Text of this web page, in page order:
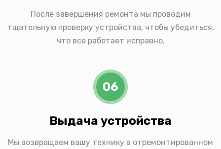
После завершения ремонта мы проводим
тщательную проверку устройства, чтобы убедиться,
что все работает исправно.
06
Выдача устройства
Мы возвращаем вашу технику в отремонтированном